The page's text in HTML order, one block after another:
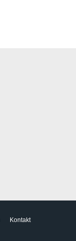
Kontakt